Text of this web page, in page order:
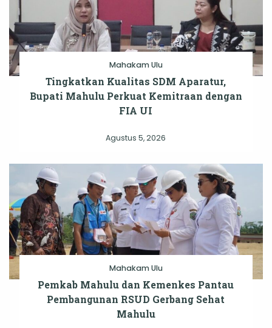
Mahakam Ulu
Tingkatkan Kualitas SDM Aparatur,
Bupati Mahulu Perkuat Kemitraan dengan
FIA UI
Agustus 5, 2026
Mahakam Ulu
Pemkab Mahulu dan Kemenkes Pantau
Pembangunan RSUD Gerbang Sehat
Mahulu